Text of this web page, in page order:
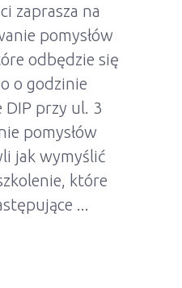
zaprasza na
pomysłów
odbędzie się
o godzinie
DIP przy ul. 3
pomysłów
jak wymyślić
które